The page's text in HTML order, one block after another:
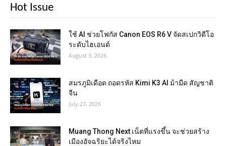
Hot Issue
ใช้ AI ช่วยโฟกัส Canon EOS R6 V จัดสเปกวิดีโอ
ระดับไฮเอนด์
August 3, 2026
สมรภูมิเดือด ถอดรหัส Kimi K3 AI ม้ามืด สัญชาติ
จีน
July 27, 2026
Muang Thong Next เน็ตที่แรงขึ้น จะช่วยสร้าง
เมืองอัจฉริยะได้จริงไหม